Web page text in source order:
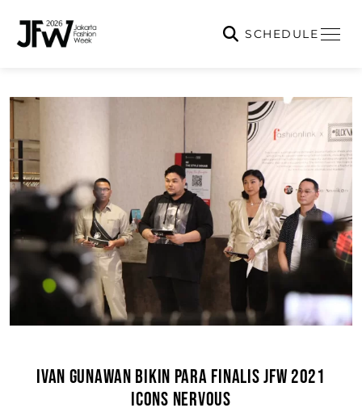
SCHEDULE
IVAN GUNAWAN BIKIN PARA FINALIS JFW 2021
ICONS NERVOUS